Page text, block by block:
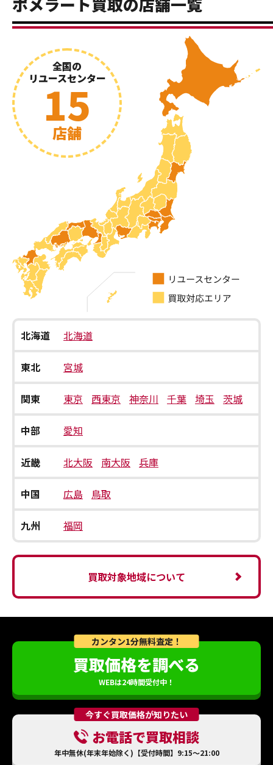
全国の
リユースセンター
15
店舗
北海道 北海道
東北 宮城
関東 東京 西東京 神奈川 千葉 埼玉 茨城
中部 愛知
近畿 北大阪 南大阪 兵庫
中国 広島 鳥取
九州 福岡
買取対象地域について
カンタン1分無料査定！
買取価格を調べる
WEBは24時間受付中！
今すぐ買取価格が知りたい
お電話で買取相談
年中無休(年末年始除く)【受付時間】9:15～21:00